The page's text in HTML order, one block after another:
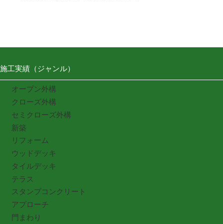
施工実績（ジャンル）
オープン外構
クローズ外構
セミクローズ外構
新築
リフォーム
ウッドデッキ
タイルデッキ
テラス
スタンプコンクリート
アプローチ
門まわり